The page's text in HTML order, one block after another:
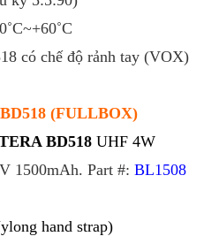
có chế độ rảnh tay (VOX)
(FULLBOX)
BD518 UHF 4W
1500mAh. Part #: BL1 508
hand strap)